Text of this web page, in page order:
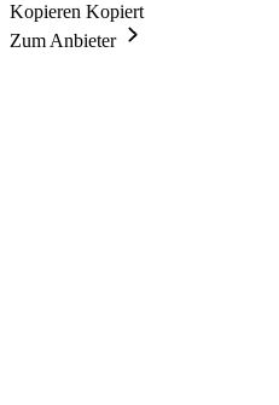
Kopieren Kopiert
Zum Anbieter